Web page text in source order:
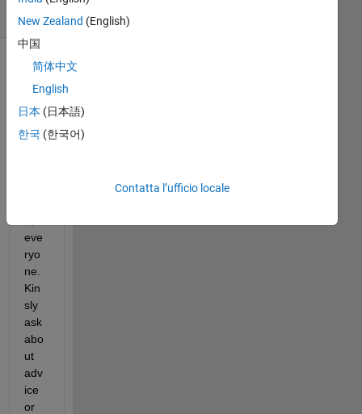
(30 giorni)
Mostra
commenti
meno
recenti
eve
ryo
ne.
Kin
sly
ask
abo
ut
adv
ice
or
New Zealand (English)
中国
简体中文
English
日本 (日本語)
한국 (한국어)
Contatta l’ufficio locale